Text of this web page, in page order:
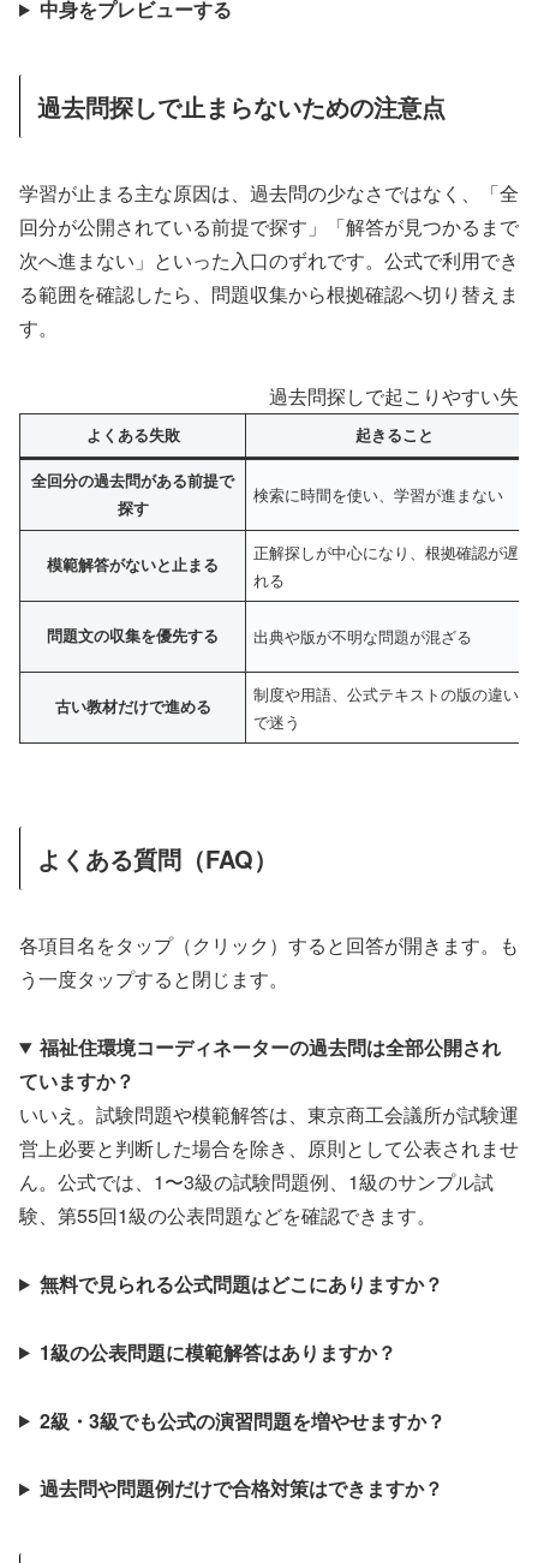
中身をプレビューする
過去問探しで止まらないための注意点
学習が止まる主な原因は、過去問の少なさではなく、「全
回分が公開されている前提で探す」「解答が見つかるまで
次へ進まない」といった入口のずれです。公式で利用でき
る範囲を確認したら、問題収集から根拠確認へ切り替えま
す。
過去問探しで起こりやすい失
よくある失敗 起きること
全回分の過去問がある前提で
探す
検索に時間を使い、学習が進まない
模範解答がないと止まる
正解探しが中心になり、根拠確認が遅
れる
問題文の収集を優先する 出典や版が不明な問題が混ざる
古い教材だけで進める
制度や用語、公式テキストの版の違い
で迷う
よくある質問（FAQ）
各項目名をタップ（クリック）すると回答が開きます。も
う一度タップすると閉じます。
福祉住環境コーディネーターの過去問は全部公開され
ていますか？
いいえ。試験問題や模範解答は、東京商工会議所が試験運
営上必要と判断した場合を除き、原則として公表されませ
ん。公式では、1〜3級の試験問題例、1級のサンプル試
験、第55回1級の公表問題などを確認できます。
無料で見られる公式問題はどこにありますか？
1級の公表問題に模範解答はありますか？
2級・3級でも公式の演習問題を増やせますか？
過去問や問題例だけで合格対策はできますか？